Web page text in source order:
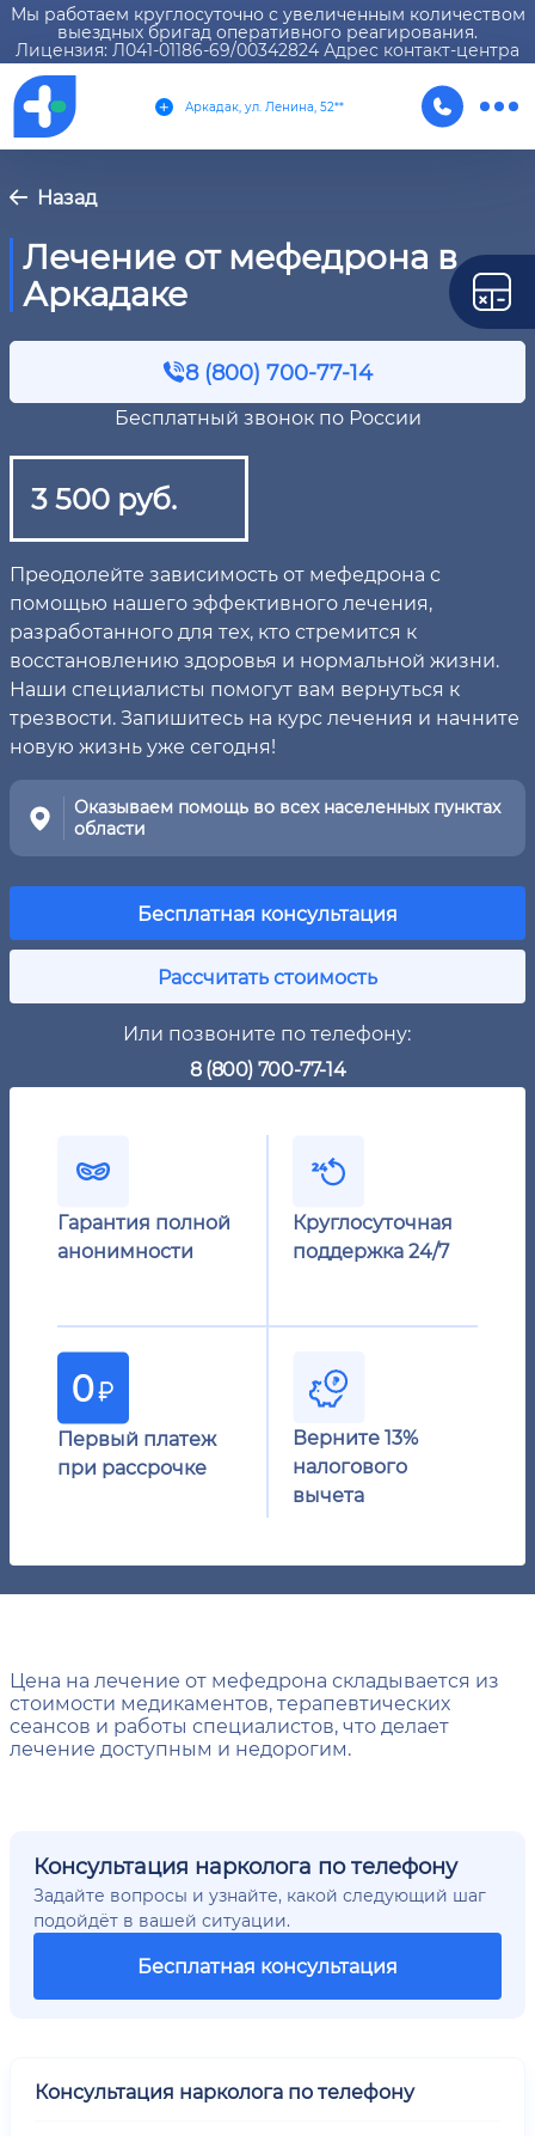
Мы работаем круглосуточно с увеличенным количеством
выездных бригад оперативного реагирования.
Лицензия: Л041-01186-69/00342824 Адрес контакт-центра
Аркадак, ул. Ленина, 52**
Назад
Лечение от мефедрона в
Аркадаке
8 (800) 700-77-14
Бесплатный звонок по России
3 500 руб.
Преодолейте зависимость от мефедрона с
помощью нашего эффективного лечения,
разработанного для тех, кто стремится к
восстановлению здоровья и нормальной жизни.
Наши специалисты помогут вам вернуться к
трезвости. Запишитесь на курс лечения и начните
новую жизнь уже сегодня!
Оказываем помощь во всех населенных пунктах
области
Бесплатная консультация
Рассчитать стоимость
Или позвоните по телефону:
8 (800) 700-77-14
Гарантия полной
анонимности
Круглосуточная
поддержка 24/7
Первый платеж
при рассрочке
Верните 13%
налогового
вычета
Цена на лечение от мефедрона складывается из
стоимости медикаментов, терапевтических
сеансов и работы специалистов, что делает
лечение доступным и недорогим.
Консультация нарколога по телефону
Задайте вопросы и узнайте, какой следующий шаг
подойдёт в вашей ситуации.
Бесплатная консультация
Консультация нарколога по телефону